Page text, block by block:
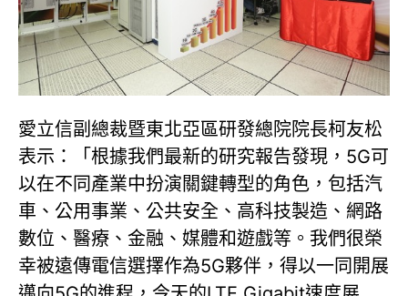
愛立信副總裁暨東北亞區研發總院院長柯友松
表示：「根據我們最新的研究報告發現，5G可
以在不同產業中扮演關鍵轉型的角色，包括汽
車、公用事業、公共安全、高科技製造、網路
數位、醫療、金融、媒體和遊戲等。我們很榮
幸被遠傳電信選擇作為5G夥伴，得以一同開展